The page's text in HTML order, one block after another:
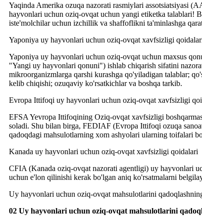
Yaqinda Amerika ozuqa nazorati rasmiylari assotsiatsiyasi
hayvonlari uchun oziq-ovqat uchun yangi etiketka
iste'molchilar uchun izchillik va shaffoflikni ta'minlashga
Yaponiya uy hayvonlari uchun oziq-ovqat xavfsizligi
Yaponiya uy hayvonlari uchun oziq-ovqat uchun maxsus
"Yangi uy hayvonlari qonuni") ishlab chiqarish sifatini
mikroorganizmlarga qarshi kurashga qo'yiladigan talablar;
kelib chiqishi; ozuqaviy ko'rsatkichlar va boshqa tarkib.
Evropa Ittifoqi uy hayvonlari uchun oziq-ovqat xavfsizligi
EFSA Yevropa Ittifoqining Oziq-ovqat xavfsizligi
soladi. Shu bilan birga, FEDIAF (Evropa Ittifoqi ozuqa
qadoqdagi mahsulotlarning xom ashyolari ularning toifalari
Kanada uy hayvonlari uchun oziq-ovqat xavfsizligi qoidalari
CFIA (Kanada oziq-ovqat nazorati agentligi) uy hayvonlari
uchun e'lon qilinishi kerak bo'lgan aniq ko'rsatmalarni
Uy hayvonlari uchun oziq-ovqat mahsulotlarini
02 Uy hayvonlari uchun oziq-ovqat mahsulotlarini